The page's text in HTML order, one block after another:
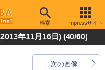
検索 Impressサイト
年11月16日) (40/60)
次の画像